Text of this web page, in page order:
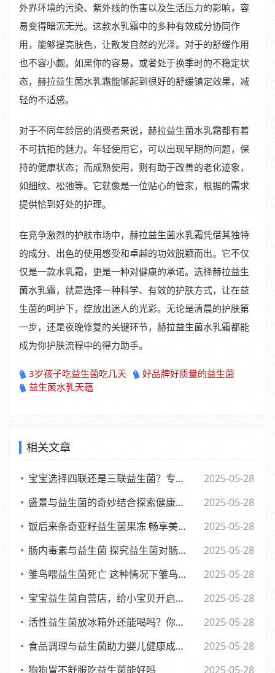
外界环境的污染、紫外线的伤害以及生活压力的影响，容
易变得暗沉无光。这款水乳霜中的多种有效成分协同作
用，能够提亮肤色，让散发自然的光泽。对于的舒缓作用
也不容小觑。如果你的容易，或者处于换季时的不稳定状
态，赫拉益生菌水乳霜能够起到很好的舒缓镇定效果，减
轻的不适感。
对于不同年龄层的消费者来说，赫拉益生菌水乳霜都有着
不可抗拒的魅力。年轻使用它，可以出现早期的问题，保
持的健康状态；而成熟使用，则有助于改善的老化迹象，
如细纹、松弛等。它就像是一位贴心的管家，根据的需求
提供恰到好处的护理。
在竞争激烈的护肤市场中，赫拉益生菌水乳霜凭借其独特
的成分、出色的使用感受和卓越的功效脱颖而出。它不仅
仅是一款水乳霜，更是一种对健康的承诺。选择赫拉益生
菌水乳霜，就是选择一种科学、有效的护肤方式，让在益
生菌的呵护下，绽放出迷人的光彩。无论是清晨的护肤第
一步，还是夜晚修复的关键环节，赫拉益生菌水乳霜都能
成为你护肤流程中的得力助手。
3岁孩子吃益生菌吃几天
好品牌好质量的益生菌
益生菌水乳天蕴
相关文章
宝宝选择四联还是三联益生菌？专家观点大，妈妈们必看
2025-05-28
盛景与益生菌的奇妙结合探索健康新生活方式
2025-05-28
饭后来条奇亚籽益生菌果冻 畅享美味与健康的小确幸
2025-05-28
肠内毒素与益生菌 探究益生菌对肠内毒素的作用及功效
2025-05-28
雏鸟喂益生菌死亡 这种情况下雏鸟还能否食用
2025-05-28
宝宝益生菌自营店，给小宝贝开启肠道新世界，舒适快乐每一天
2025-05-28
活性益生菌放冰箱外还能喝吗？你可能不知道的
2025-05-28
食品调理与益生菌助力婴儿健康成长的全新探索
2025-05-28
狗狗胃不舒服吃益生菌能好吗
2025-05-28